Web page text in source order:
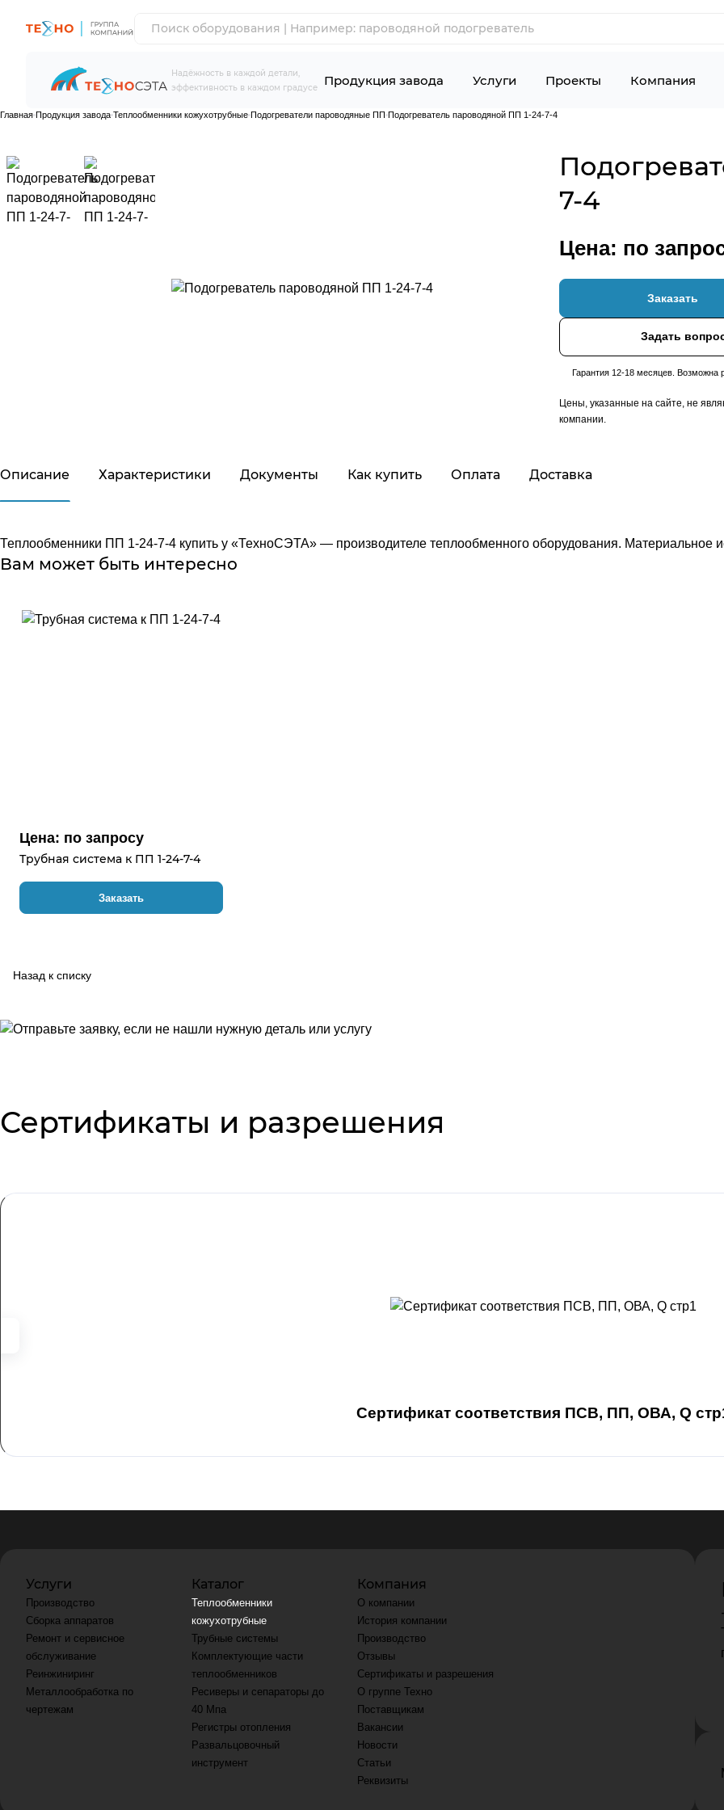
Надёжность в каждой детали,
эффективность в каждом градусе
Продукция завода Услуги Проекты Компания
Главная Продукция завода Теплообменники кожухотрубные Подогреватели пароводяные ПП Подогреватель пароводяной ПП 1-24-7-4
7-4
Цена: по
Заказать
Задать
Гарантия 12-18 месяцев. Возможна
Цены, указанные на сайте, не
компании.
Описание Характеристики Документы Как купить Оплата Доставка
Теплообменники ПП 1-24-7-4 купить у «ТехноСЭТА» — производителе теплообменного оборудования. Материальное
Вам может быть интересно
Цена: по запросу
Трубная система к ПП 1-24-7-4
Заказать
Назад к списку
Сертификаты и разрешения
Сертификат соответствия ПСВ, ПП, ОВА, Q
Услуги
Производство
Сборка аппаратов
Ремонт и сервисное
обслуживание
Реинжиниринг
Металлообработка по
чертежам
Каталог
Теплообменники
кожухотрубные
Трубные системы
Комплектующие части
теплообменников
Ресиверы и сепараторы до
40 Мпа
Регистры отопления
Развальцовочный
инструмент
Компания
О компании
История компании
Производство
Отзывы
Сертификаты и разрешения
О группе Техно
Поставщикам
Вакансии
Новости
Статьи
Реквизиты